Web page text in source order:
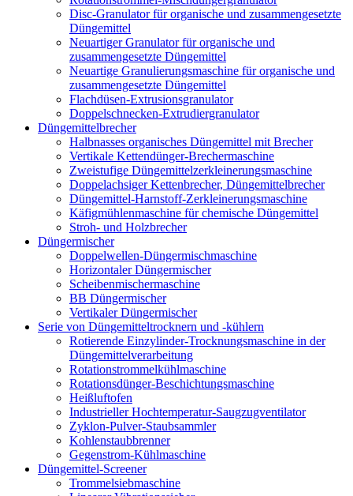
Disc-Granulator für organische und zusammengesetzte
Düngemittel
Neuartiger Granulator für organische und
zusammengesetzte Düngemittel
Neuartige Granulierungsmaschine für organische und
zusammengesetzte Düngemittel
Flachdüsen-Extrusionsgranulator
Doppelschnecken-Extrudiergranulator
Düngemittelbrecher
Halbnasses organisches Düngemittel mit Brecher
Vertikale Kettendünger-Brechermaschine
Zweistufige Düngemittelzerkleinerungsmaschine
Doppelachsiger Kettenbrecher, Düngemittelbrecher
Düngemittel-Harnstoff-Zerkleinerungsmaschine
Käfigmühlenmaschine für chemische Düngemittel
Stroh- und Holzbrecher
Düngermischer
Doppelwellen-Düngermischmaschine
Horizontaler Düngermischer
Scheibenmischermaschine
BB Düngermischer
Vertikaler Düngermischer
Serie von Düngemitteltrocknern und -kühlern
Rotierende Einzylinder-Trocknungsmaschine in der
Düngemittelverarbeitung
Rotationstrommelkühlmaschine
Rotationsdünger-Beschichtungsmaschine
Heißluftofen
Industrieller Hochtemperatur-Saugzugventilator
Zyklon-Pulver-Staubsammler
Kohlenstaubbrenner
Gegenstrom-Kühlmaschine
Düngemittel-Screener
Trommelsiebmaschine